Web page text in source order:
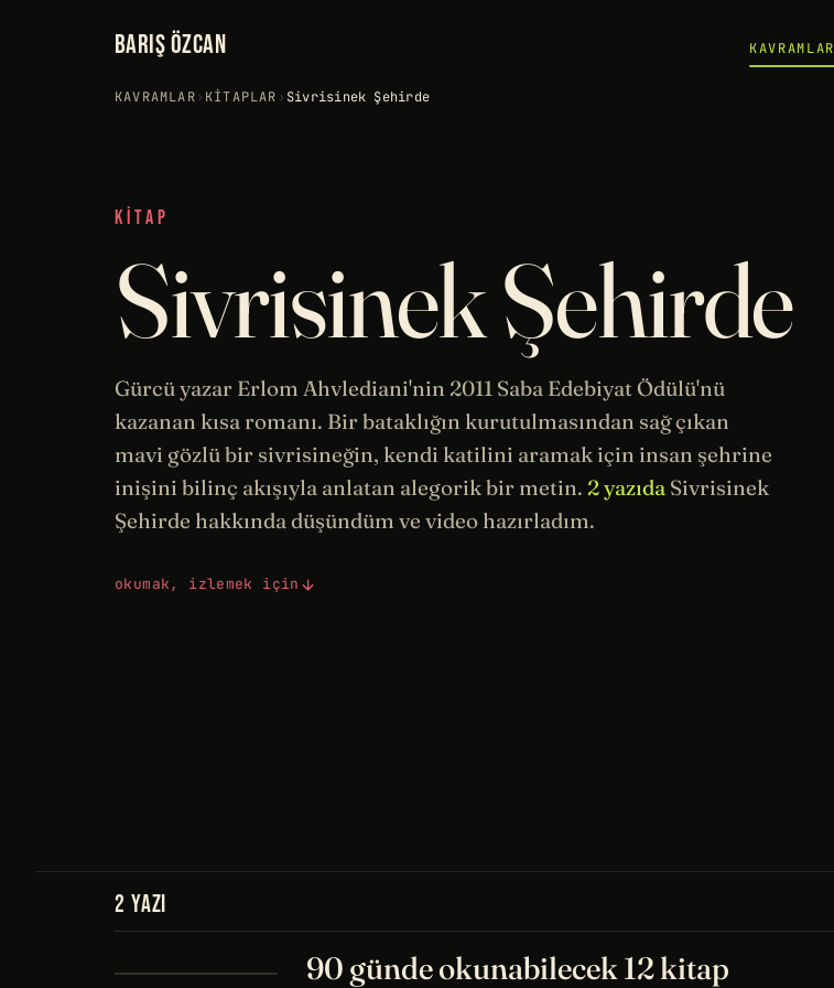
BARIŞ ÖZCAN KAVRAMLAR
KAVRAMLAR› KITAPLAR › Sivrisinek Şehirde
KITAP
Sivrisinek Şehirde
Gürcü yazar Erlom Ahvlediani'nin 2011 Saba Edebiyat Ödülü'nü
kazanan kısa romanı. Bir bataklığın kurutulmasından sağ çıkan
mavi gözlü bir sivrisineğin, kendi katilini aramak için insan şehrine
inişini bilinç akışıyla anlatan alegorik bir metin. 2 yazıda Sivrisinek
Şehirde hakkında düşündüm ve video hazırladım.
okumak, izlemek için
2 YAZI
90 günde okunabilecek 12 kitap